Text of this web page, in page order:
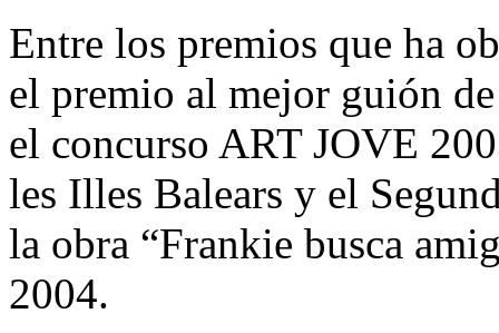
Entre los premios que ha
el premio al mejor guión
el concurso ART JOVE
les Illes Balears y el
la obra “Frankie busca
2004.